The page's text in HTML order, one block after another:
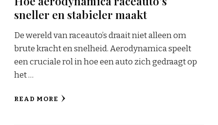
sneller en stabieler maakt
De wereld van raceauto’s draait niet alleen om
brute kracht en snelheid. Aerodynamica speelt
een cruciale rol in hoe een auto zich gedraagt op
het …
READ MORE